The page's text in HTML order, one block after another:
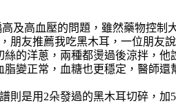
及高血壓的問題，雖然藥物控制
朋友推薦我吃黑木耳，一位朋友
絲的洋蔥，兩種都燙過後涼拌，他
脂變正常，血糖也更穩定，醫師還
則是用2朵發過的黑木耳切碎，加